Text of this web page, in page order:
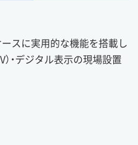
スに実用的な機能を搭載し
・デジタル表示の現場設置